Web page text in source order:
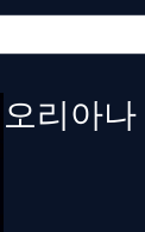
오리아나